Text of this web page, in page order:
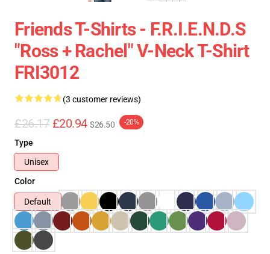
Friends T-Shirts - F.R.I.E.N.D.S
"Ross + Rachel" V-Neck T-Shirt
FRI3012
(3 customer reviews)
£26.17 £20.94 $26.50 -20%
Type
Unisex
Color
Default